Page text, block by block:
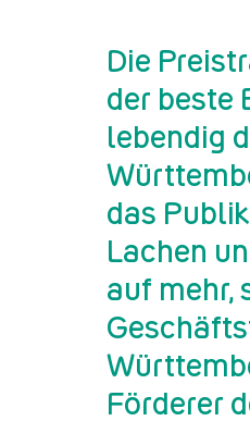
Die
der beste
lebendig
das
Lachen
auf mehr,
Förderer